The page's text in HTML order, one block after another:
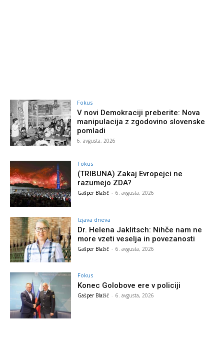
Fokus
V novi Demokraciji preberite: Nova
manipulacija z zgodovino slovenske
pomladi
6. avgusta, 2026
Fokus
(TRIBUNA) Zakaj Evropejci ne
razumejo ZDA?
Gašper Blažič - 6. avgusta, 2026
Izjava dneva
Dr. Helena Jaklitsch: Nihče nam ne
more vzeti veselja in povezanosti
Gašper Blažič - 6. avgusta, 2026
Fokus
Konec Golobove ere v policiji
Gašper Blažič - 6. avgusta, 2026